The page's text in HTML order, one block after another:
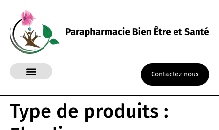
Contactez nous
Type de produits :